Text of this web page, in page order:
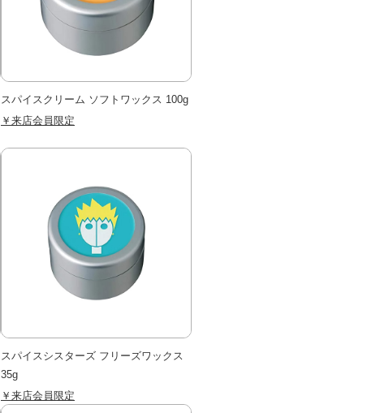
スパイスクリーム ソフトワックス 100g
￥来店会員限定
スパイスシスターズ フリーズワックス
35g
￥来店会員限定